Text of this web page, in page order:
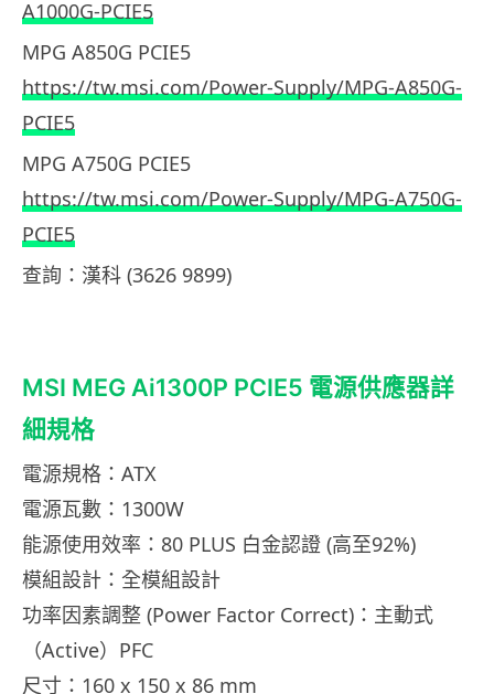
A1000G-PCIE5
MPG A850G PCIE5
https://tw.msi.com/Power-Supply/MPG-A850G-
PCIE5
MPG A750G PCIE5
https://tw.msi.com/Power-Supply/MPG-A750G-
PCIE5
查詢：漢科 (3626 9899)
MSI MEG Ai1300P PCIE5 電源供應器詳
細規格
電源規格：ATX
電源瓦數：1300W
能源使用效率：80 PLUS 白金認證 (高至92%)
模組設計：全模組設計
功率因素調整 (Power Factor Correct)：主動式
（Active）PFC
尺寸：160 x 150 x 86 mm